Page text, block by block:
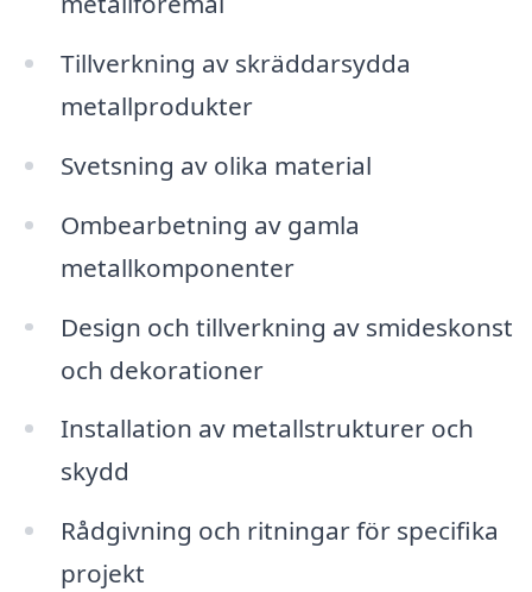
Tillverkning av skräddarsydda
metallprodukter
Svetsning av olika material
Ombearbetning av gamla
metallkomponenter
Design och tillverkning av smideskonst
och dekorationer
Installation av metallstrukturer och
skydd
Rådgivning och ritningar för specifika
projekt